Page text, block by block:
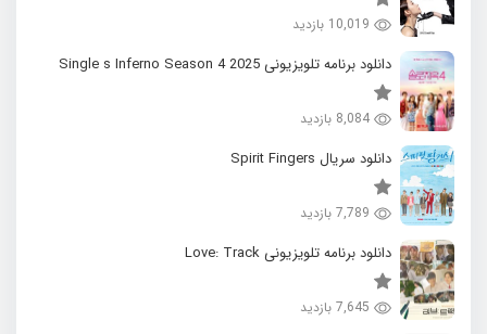
10,019 بازدید
دانلود برنامه تلویزیونی 2025 Single s Inferno Season 4
8,084 بازدید
دانلود سریال Spirit Fingers
7,789 بازدید
دانلود برنامه تلویزیونی Love: Track
7,645 بازدید